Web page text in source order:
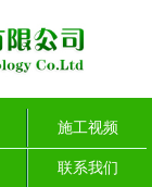
施工视频
联系我们